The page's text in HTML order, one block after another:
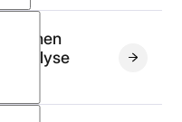
einen
Analyse